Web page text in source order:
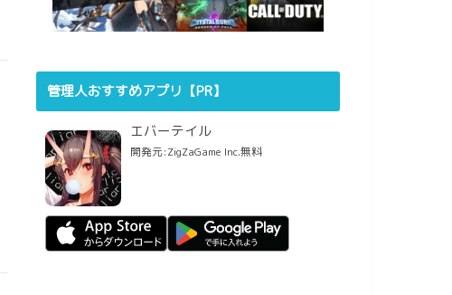
管理人おすすめアプリ【PR】
エバーテイル
開発元:ZigZaGame Inc.無料